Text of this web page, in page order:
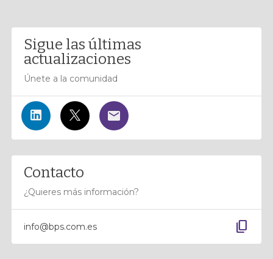
Sigue las últimas
actualizaciones
Únete a la comunidad
Contacto
¿Quieres más información?
info@bps.com.es content_copy